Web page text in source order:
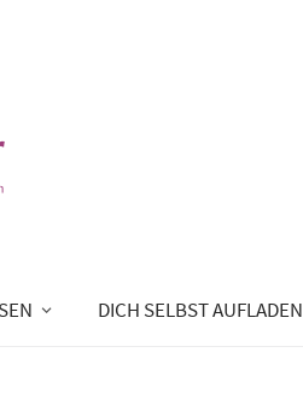
DICH SELBST AUFLADEN